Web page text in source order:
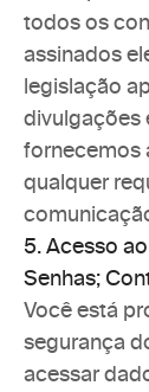
todos os
assinados
legislação
divulgações
fornecemos
qualquer
5. Acesso
Senhas;
Você está
segurança
acessar